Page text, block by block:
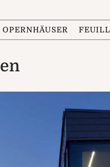
OPERNHÄUSER